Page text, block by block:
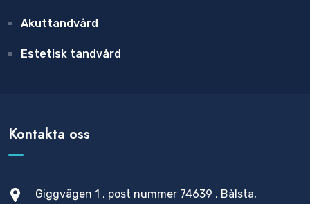
Akuttandvård
Estetisk tandvård
Kontakta oss
Giggvägen 1 , post nummer 74639 , Bålsta,